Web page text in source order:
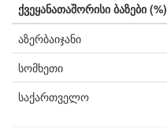
ქვეყანათაშორისი ბაზები (%)
აზერბაიჯანი
სომხეთი
საქართველო